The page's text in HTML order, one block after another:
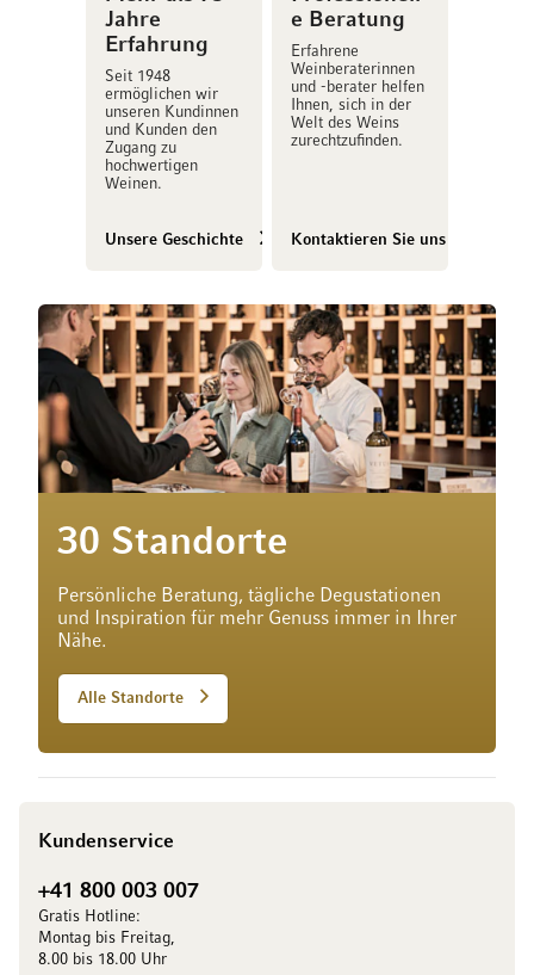
Jahre
Erfahrung
Seit 1948
ermöglichen wir
unseren Kundinnen
und Kunden den
Zugang zu
hochwertigen
Weinen.
Unsere Geschichte
e Beratung
Erfahrene
Weinberaterinnen
und -berater helfen
Ihnen, sich in der
Welt des Weins
zurechtzufinden.
Kontaktieren Sie uns
30 Standorte
Persönliche Beratung, tägliche Degustationen
und Inspiration für mehr Genuss immer in Ihrer
Nähe.
Alle Standorte
Kundenservice
+41 800 003 007
Gratis Hotline:
Montag bis Freitag,
8.00 bis 18.00 Uhr